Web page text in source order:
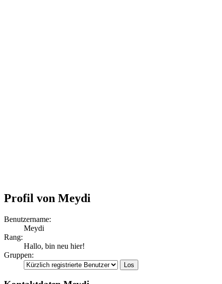
Profil von Meydi
Benutzername:
Meydi
Rang:
Hallo, bin neu hier!
Gruppen: